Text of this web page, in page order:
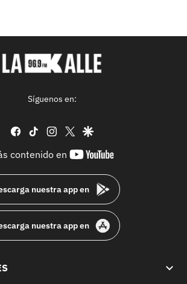
Síguenos en:
facebook
tiktok instagram
twittergoogle
contenido en
youtube-
nuestra app en
nuestra app en